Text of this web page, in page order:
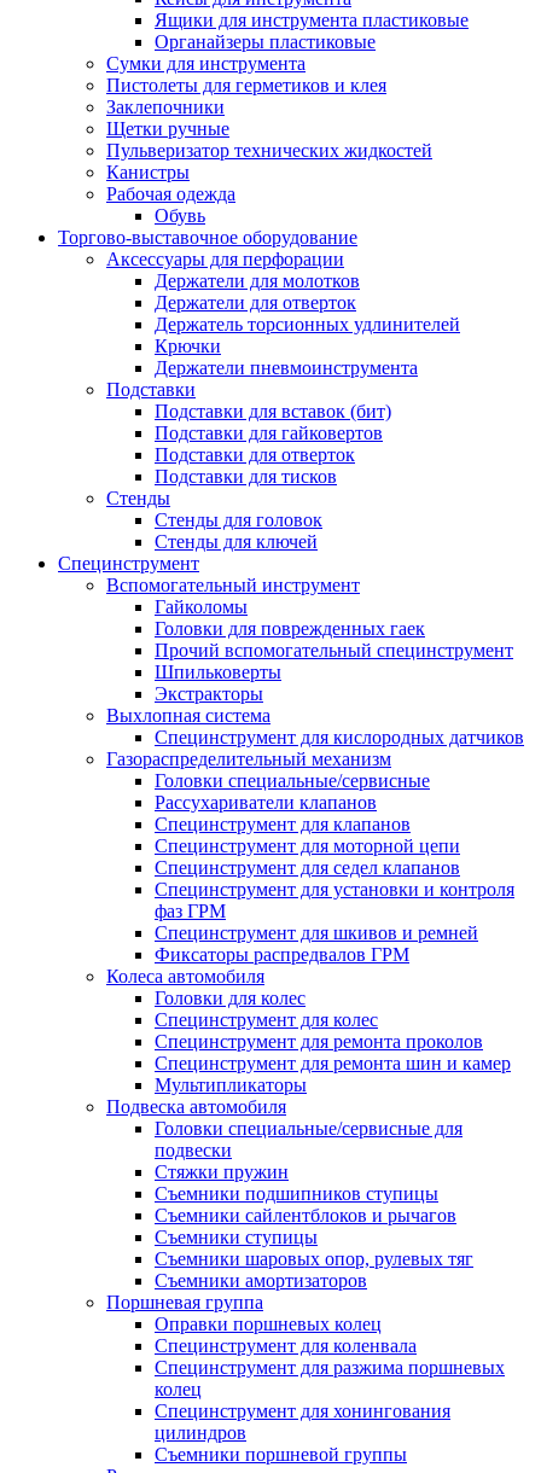
Ящики для инструмента пластиковые
Органайзеры пластиковые
Сумки для инструмента
Пистолеты для герметиков и клея
Заклепочники
Щетки ручные
Пульверизатор технических жидкостей
Канистры
Рабочая одежда
Обувь
Торгово-выставочное оборудование
Аксессуары для перфорации
Держатели для молотков
Держатели для отверток
Держатель торсионных удлинителей
Крючки
Держатели пневмоинструмента
Подставки
Подставки для вставок (бит)
Подставки для гайковертов
Подставки для отверток
Подставки для тисков
Стенды
Стенды для головок
Стенды для ключей
Специнструмент
Вспомогательный инструмент
Гайколомы
Головки для поврежденных гаек
Прочий вспомогательный специнструмент
Шпильковерты
Экстракторы
Выхлопная система
Специнструмент для кислородных датчиков
Газораспределительный механизм
Головки специальные/сервисные
Рассухариватели клапанов
Специнструмент для клапанов
Специнструмент для моторной цепи
Специнструмент для седел клапанов
Специнструмент для установки и контроля
фаз ГРМ
Специнструмент для шкивов и ремней
Фиксаторы распредвалов ГРМ
Колеса автомобиля
Головки для колес
Специнструмент для колес
Специнструмент для ремонта проколов
Специнструмент для ремонта шин и камер
Мультипликаторы
Подвеска автомобиля
Головки специальные/сервисные для
подвески
Стяжки пружин
Съемники подшипников ступицы
Съемники сайлентблоков и рычагов
Съемники ступицы
Съемники шаровых опор, рулевых тяг
Съемники амортизаторов
Поршневая группа
Оправки поршневых колец
Специнструмент для коленвала
Специнструмент для разжима поршневых
колец
Специнструмент для хонингования
цилиндров
Съемники поршневой группы